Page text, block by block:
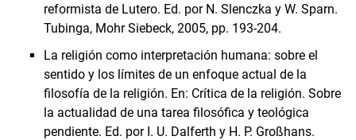
reformista de Lutero. Ed. por N. Slenczka y W. Sparn.
Tubinga, Mohr Siebeck, 2005, pp. 193-204.
La religión como interpretación humana: sobre el
sentido y los límites de un enfoque actual de la
filosofía de la religión. En: Crítica de la religión. Sobre
la actualidad de una tarea filosófica y teológica
pendiente. Ed. por I. U. Dalferth y H. P. Großhans.